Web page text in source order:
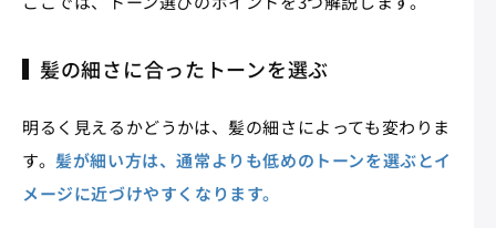
髪の細さに合ったトーンを選ぶ
明るく見えるかどうかは、髪の細さによっても変わりま
す。髪が細い方は、通常よりも低めのトーンを選ぶとイ
メージに近づけやすくなります。